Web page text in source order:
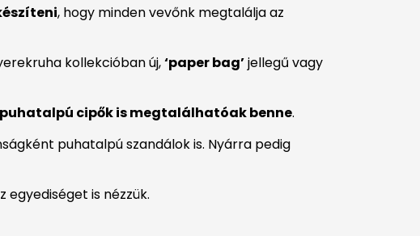
, hogy minden vevőnk megtalálja az
kollekcióban új,‘paper bag’jellegű vagy
cipők is megtalálhatóak benne.
puhatalpú szandálok is. Nyárra pedig
is nézzük.